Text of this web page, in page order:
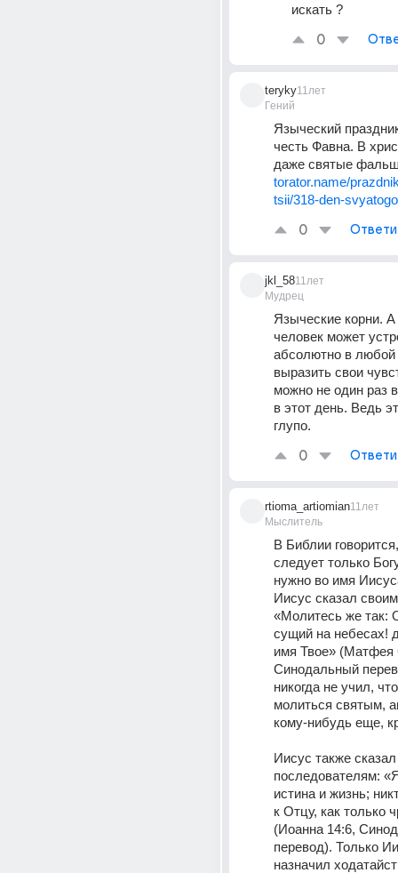
искать ?
0
teryky
Гений
11лет
Языческий
честь Фавна. В
даже святые
torator.name/
tsii/318-den-
0
jkl_58
Мудрец
11лет
Языческие корни. А
человек может
абсолютно в любой
выразить свои
можно не один раз
в этот день. Ведь
глупо.
0
rtioma_artiomian
Мыслитель
11лет
В Библии
следует только
нужно во имя
Иисус сказал
«Молитесь же так:
сущий на небесах!
имя Твое» (Матфея
Синодальный
никогда не учил,
молиться святым,
кому-нибудь еще,
Иисус также
последователям:
истина и жизнь;
к Отцу, как только
(Иоанна 14:6,
перевод). Только
назначил